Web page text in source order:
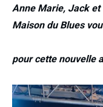
Anne Marie, Jack et
Maison du Blues
pour cette nouvelle